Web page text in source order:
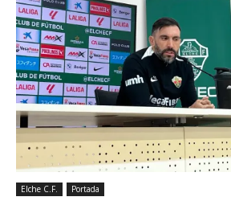
Elche C.F. Portada